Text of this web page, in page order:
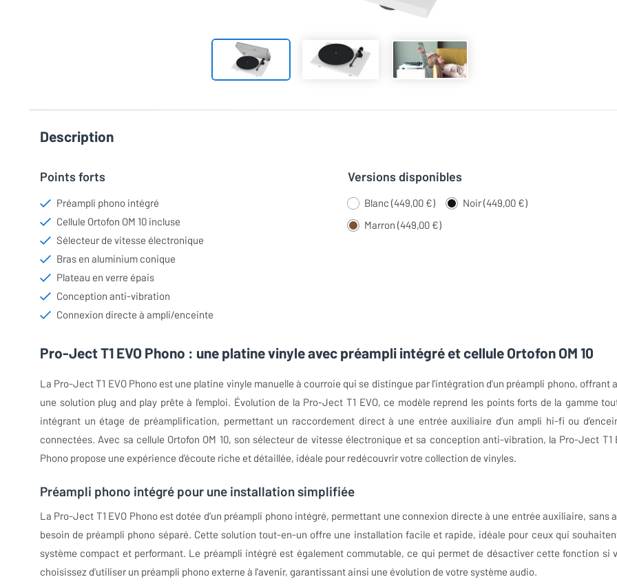
Description
Points forts
Préampli phono intégré
Cellule Ortofon OM 10 incluse
Sélecteur de vitesse électronique
Bras en aluminium conique
Plateau en verre épais
Conception anti-vibration
Connexion directe à ampli/enceinte
Versions disponibles
Blanc (449,00 €)
Noir (449,00 €)
Marron (449,00 €)
Pro-Ject T1 EVO Phono : une platine vinyle avec préampli intégré et cellule Ortofon OM 10
La Pro-Ject T1 EVO Phono est une platine vinyle manuelle à courroie qui se distingue par l'intégration d'un préampli phono, offrant
une solution plug and play prête à l’emploi. Évolution de la Pro-Ject T1 EVO, ce modèle reprend les points forts de la gamme
intégrant un étage de préamplification, permettant un raccordement direct à une entrée auxiliaire d’un ampli hi-fi ou
connectées. Avec sa cellule Ortofon OM 10, son sélecteur de vitesse électronique et sa conception anti-vibration, la Pro-Ject T1
Phono propose une expérience d’écoute riche et détaillée, idéale pour redécouvrir votre collection de vinyles.
Préampli phono intégré pour une installation simplifiée
La Pro-Ject T1 EVO Phono est dotée d’un préampli phono intégré, permettant une connexion directe à une entrée auxiliaire, sans
besoin de préampli phono séparé. Cette solution tout-en-un offre une installation facile et rapide, idéale pour ceux qui
système compact et performant. Le préampli intégré est également commutable, ce qui permet de désactiver cette fonction si
choisissez d'utiliser un préampli phono externe à l'avenir, garantissant ainsi une évolution de votre système audio.